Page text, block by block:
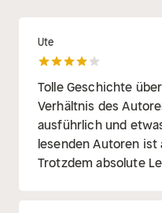
Ute
Tolle Geschichte
Verhältnis des
ausführlich und
lesenden Autoren
Trotzdem absolute